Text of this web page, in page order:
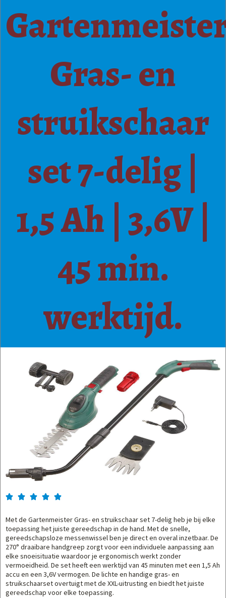
Gras- en
struikschaar
set 7-delig |
1,5 Ah | 3,6V |
45 min.
werktijd.
    
Met de Gartenmeister Gras- en struikschaar set 7-delig heb je bij elke
toepassing het juiste gereedschap in de hand. Met de snelle,
gereedschapsloze messenwissel ben je direct en overal inzetbaar. De
270° draaibare handgreep zorgt voor een individuele aanpassing aan
elke snoeisituatie waardoor je ergonomisch werkt zonder
vermoeidheid. De set heeft een werktijd van 45 minuten met een 1,5 Ah
accu en een 3,6V vermogen. De lichte en handige gras- en
struikschaarset overtuigt met de XXL-uitrusting en biedt het juiste
gereedschap voor elke toepassing.